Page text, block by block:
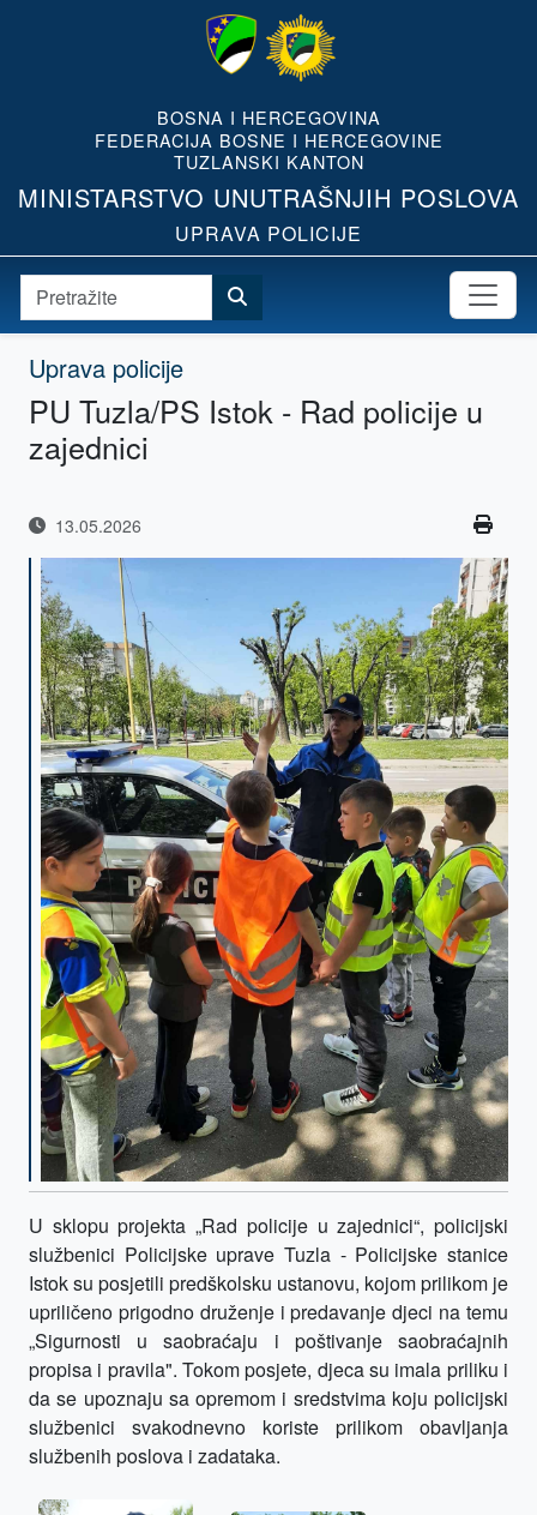
BOSNA I HERCEGOVINA
FEDERACIJA BOSNE I HERCEGOVINE
TUZLANSKI KANTON
MINISTARSTVO UNUTRAŠNJIH POSLOVA
UPRAVA POLICIJE
Uprava policije
PU Tuzla/PS Istok - Rad policije u
zajednici
13.05.2026
U sklopu projekta „Rad policije u zajednici“, policijski
službenici Policijske uprave Tuzla - Policijske stanice
Istok su posjetili predškolsku ustanovu, kojom prilikom je
upriličeno prigodno druženje i predavanje djeci na temu
„Sigurnosti u saobraćaju i poštivanje saobraćajnih
propisa i pravila". Tokom posjete, djeca su imala priliku i
da se upoznaju sa opremom i sredstvima koju policijski
službenici svakodnevno koriste prilikom obavljanja
službenih poslova i zadataka.